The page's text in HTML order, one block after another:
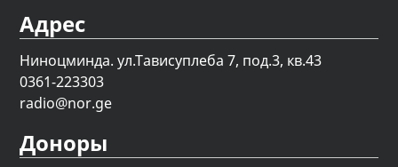
Адрес
Ниноцминда. ул.Тависуплеба 7, под.3, кв.43
0361-223303
radio@nor.ge
Доноры